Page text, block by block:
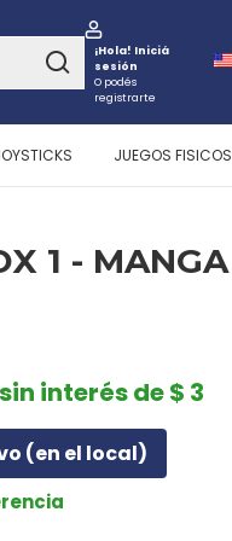
¡Hola! Iniciá
sesión
O podés
registrarte
JUEGOS FISICOS
1 - MANGA
interés de $ 3
(en el local)